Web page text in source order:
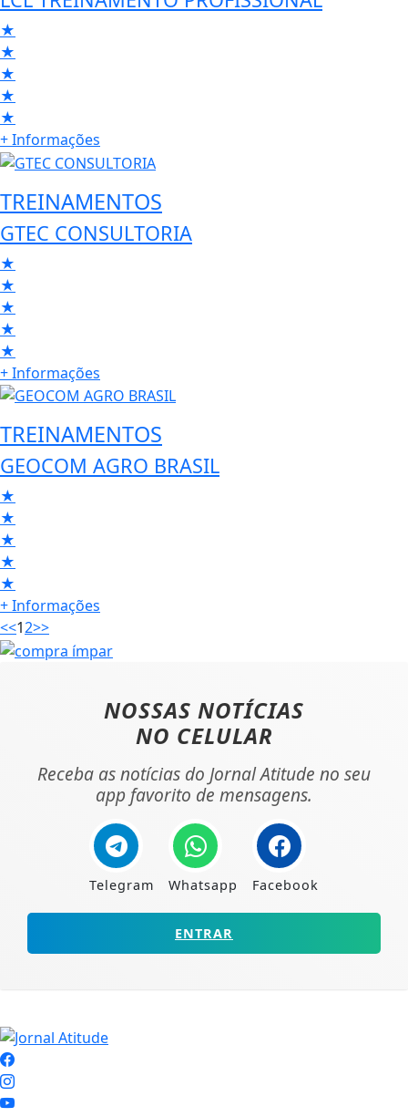
★
★
★
★
★
+ Informações
TREINAMENTOS
GTEC CONSULTORIA
★
★
★
★
★
+ Informações
TREINAMENTOS
GEOCOM AGRO BRASIL
★
★
★
★
★
+ Informações
<<12>>
NOSSAS NOTÍCIAS
NO CELULAR
Receba as notícias do Jornal Atitude no seu
app favorito de mensagens.
Telegram Whatsapp Facebook
ENTRAR